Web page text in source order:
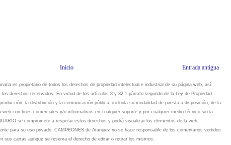
Entrada antigua
Inicio
es propietario de todos los derechos de propiedad intelectual e industrial de su página web, así
derechos reservados. En virtud de los artículos 8 y 32.1 párrafo segundo de la Ley de Propiedad
la distribución y la comunicación pública, incluida su modalidad de puesta a disposición, de la
con fines comerciales y/o informativos en cualquier soporte y por cualquier medio técnico sin la
se compromete a respetar estos derechos y podrá visualizar los elementos de la web,
para su uso privado. CAMPEONES de Aranjuez no se hace responsable de los comentarios vertidos
sus cartas aunque se reserva el derecho de editar o retirar los mismos.